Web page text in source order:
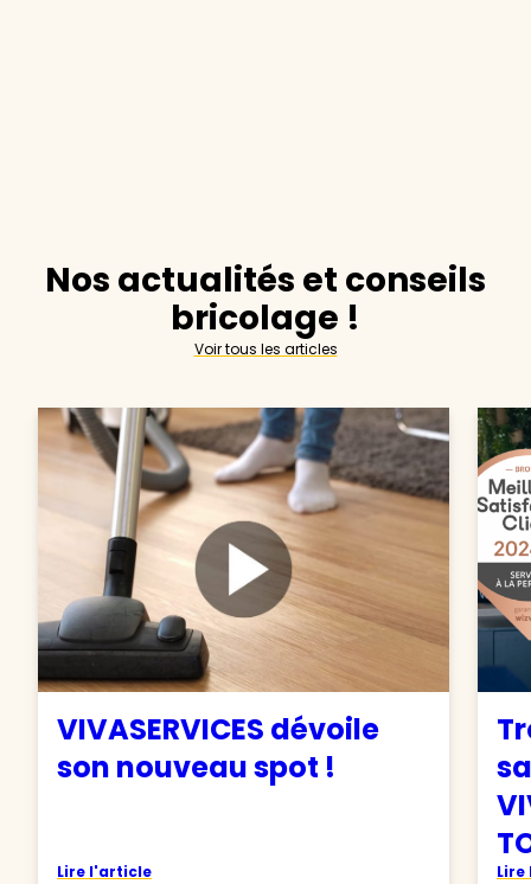
Nos actualités et conseils
bricolage !
Voir tous les articles
VIVASERVICES dévoile
son nouveau spot !
Lire l'article